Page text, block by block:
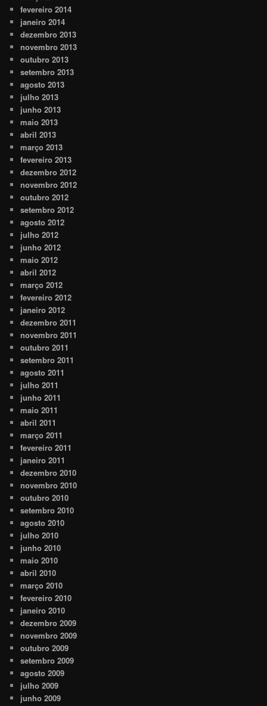
fevereiro 2014
janeiro 2014
dezembro 2013
novembro 2013
outubro 2013
setembro 2013
agosto 2013
julho 2013
junho 2013
maio 2013
abril 2013
março 2013
fevereiro 2013
dezembro 2012
novembro 2012
outubro 2012
setembro 2012
agosto 2012
julho 2012
junho 2012
maio 2012
abril 2012
março 2012
fevereiro 2012
janeiro 2012
dezembro 2011
novembro 2011
outubro 2011
setembro 2011
agosto 2011
julho 2011
junho 2011
maio 2011
abril 2011
março 2011
fevereiro 2011
janeiro 2011
dezembro 2010
novembro 2010
outubro 2010
setembro 2010
agosto 2010
julho 2010
junho 2010
maio 2010
abril 2010
março 2010
fevereiro 2010
janeiro 2010
dezembro 2009
novembro 2009
outubro 2009
setembro 2009
agosto 2009
julho 2009
junho 2009